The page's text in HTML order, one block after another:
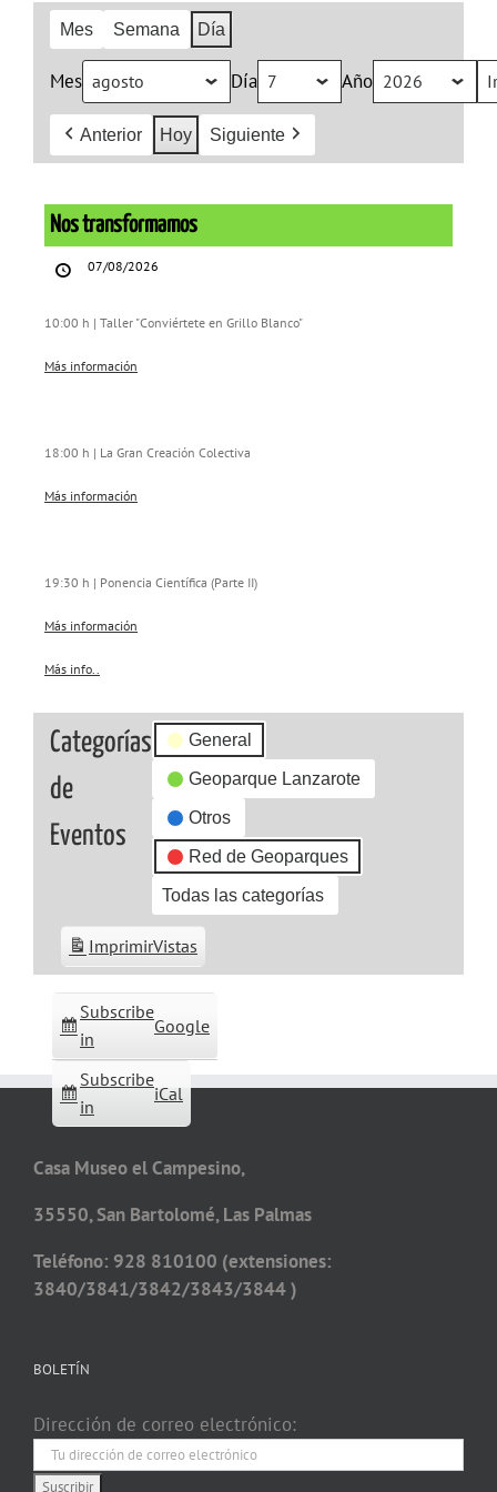
Mes Semana Día
Mes Día Año
Anterior Hoy Siguiente
transformamos
Nos transformamos
07/08/2026
10:00 h | Taller "Conviértete en Grillo Blanco"
Más información
18:00 h | La Gran Creación Colectiva
Más información
19:30 h | Ponencia Científica (Parte II)
Más información
Más info..
Categorías
de
Eventos
General
Geoparque Lanzarote
Otros
Red de Geoparques
Todas las categorías
Subscribe
in
Google
Subscribe
in
iCal
ImprimirVistas
Casa Museo el Campesino,
35550, San Bartolomé, Las Palmas
Teléfono: 928 810100 (extensiones:
3840/3841/3842/3843/3844 )
BOLETÍN
Dirección de correo electrónico: